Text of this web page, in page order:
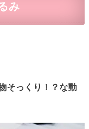
み
そっくり！？な動